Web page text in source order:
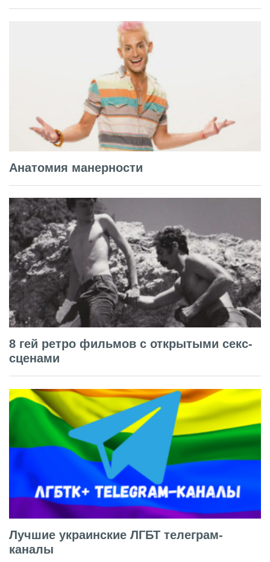
Анатомия манерности
8 гей ретро фильмов с открытыми секс-
сценами
Лучшие украинские ЛГБТ телеграм-
каналы